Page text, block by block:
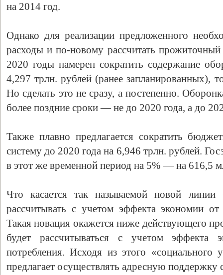
на 2014 год.
Однако для реализации предложенного
расходы и по-новому рассчитать
2020 годы намерен сократить содержание
4,297 трлн. рублей (ранее запланированных),
Но сделать это не сразу, а постепенно.
более поздние сроки — не до 2020 года, а до
Также плавно предлагается сократить
систему до 2020 года на 6,946 трлн. рублей.
в этот же временной период на 5% — на 616,5
Что касается так называемой новой линии
рассчитывать с учетом эффекта экономии
Такая новация окажется ниже действующего
будет рассчитываться с учетом эффекта
потребления. Исходя из этого
предлагает осуществлять адресную поддержку
Свидетельство